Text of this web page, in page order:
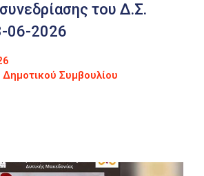
του Δ.Σ.
06-2026
Συμβουλίου